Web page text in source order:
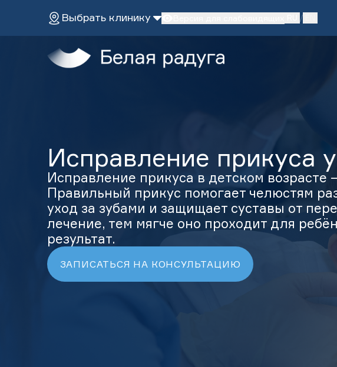
Выбрать клинику /
Лечение детей
Исправление прикуса
Профилактика
Лечение во сне
ЗАПИСАТЬСЯ НА ПРИЕМ
Версия для слабовидящих
+7 (495) 132-31-03
Исправление прикуса
Исправление прикуса в детском возрасте
Правильный прикус помогает челюстям
уход за зубами и защищает суставы от
лечение, тем мягче оно проходит для
результат.
ЗАПИСАТЬСЯ НА КОНСУЛЬТАЦИЮ